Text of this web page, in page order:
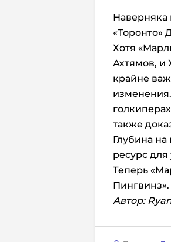
«Торонто»
Хотя
Ахтямов, и
крайне
также
Глубина
ресурс для
Теперь
Пингвинз».
Автор: